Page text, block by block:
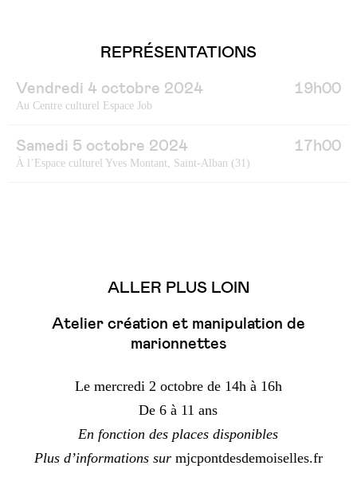
REPRÉSENTATIONS
Vendredi 4 octobre 2024 19h00
Au Centre culturel Espace Job
Samedi 5 octobre 2024 17h00
À l’Espace culturel Yves Montant, Saint-Alban (31)
ALLER PLUS LOIN
Atelier création et manipulation de
marionnettes
Le mercredi 2 octobre de 14h à 16h
De 6 à 11 ans
En fonction des places disponibles
Plus d’informations surmjcpontdesdemoiselles.fr